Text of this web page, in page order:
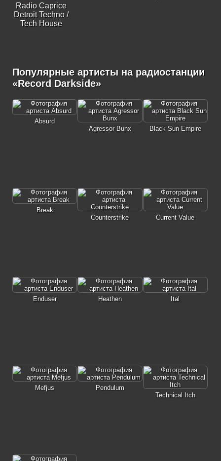
Radio Caprice
Detroit Techno /
Tech House
Популярные артисты на радиостанции
«Record Darkside»
Absurd
Agressor Bunx
Black Sun Empire
Break
Counterstrike
Current Value
Enduser Heathen Ital
Mefjus
Pendulum
Technical Itch